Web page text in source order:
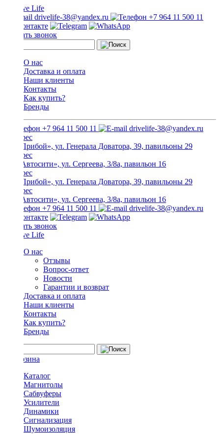
drivelife-38@yandex.ru +7 964 11 500 11
Заказать звонок
О нас
Доставка и оплата
Наши клиенты
Контакты
Как купить?
Бренды
+7 964 11 500 11 drivelife-38@yandex.ru
ТЦ «Прибой», ул. Генерала Доватора, 39, павильоны 29
ТЦ «Автосити», ул. Сергеева, 3/8а, павильон 16
ТЦ «Прибой», ул. Генерала Доватора, 39, павильоны 29
ТЦ «Автосити», ул. Сергеева, 3/8а, павильон 16
+7 964 11 500 11
drivelife-38@yandex.ru
Заказать звонок
О нас
Отзывы
Вопрос-ответ
Новости
Гарантии и возврат
Доставка и оплата
Наши клиенты
Контакты
Как купить?
Бренды
Каталог
Магнитолы
Сабвуферы
Усилители
Динамики
Сигнализация
Шумоизоляция